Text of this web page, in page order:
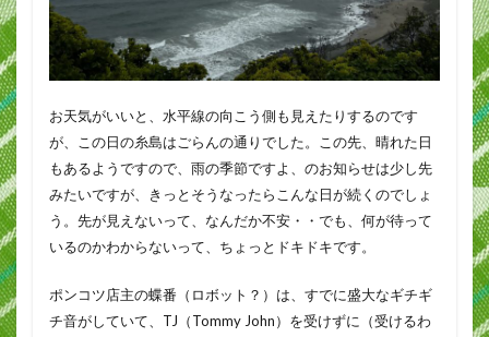
お天気がいいと、水平線の向こう側も見えたりするのです
が、この日の糸島はごらんの通りでした。この先、晴れた日
もあるようですので、雨の季節ですよ、のお知らせは少し先
みたいですが、きっとそうなったらこんな日が続くのでしょ
う。先が見えないって、なんだか不安・・でも、何が待って
いるのかわからないって、ちょっとドキドキです。
ポンコツ店主の蝶番（ロボット？）は、すでに盛大なギチギ
チ音がしていて、TJ（Tommy John）を受けずに（受けるわ